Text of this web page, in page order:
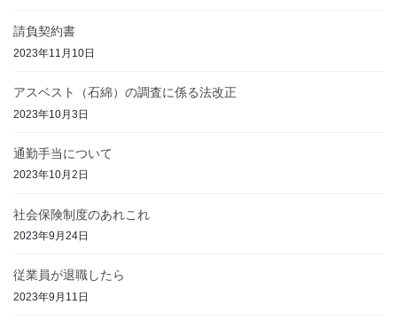
請負契約書
2023年11月10日
アスベスト（石綿）の調査に係る法改正
2023年10月3日
通勤手当について
2023年10月2日
社会保険制度のあれこれ
2023年9月24日
従業員が退職したら
2023年9月11日